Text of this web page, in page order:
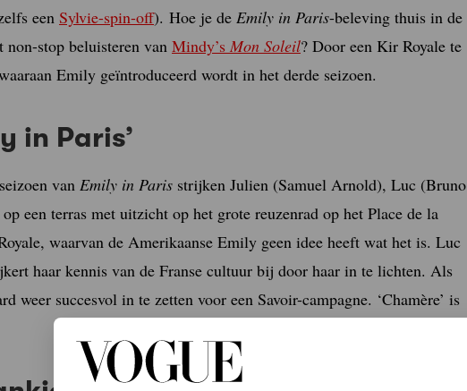
een Sylvie-spin-off). Hoe je de Emily in Paris-beleving thuis in de
non-stop beluisteren van Mindy’s Mon Soleil? Door een Kir Royale te
Emily geïntroduceerd wordt in het derde seizoen.
in Paris’
van Emily in Paris strijken Julien (Samuel Arnold), Luc (Bruno
een terras met uitzicht op het grote reuzenrad op het Place de la
waarvan de Amerikaanse Emily geen idee heeft wat het is. Luc
haar kennis van de Franse cultuur bij door haar in te lichten. Als
weer succesvol in te zetten voor een Savoir-campagne. ‘Chamère’ is